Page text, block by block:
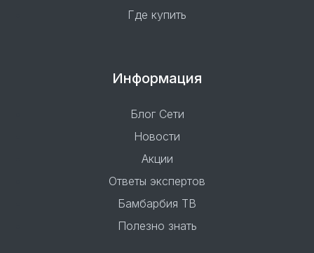
Где купить
Информация
Блог Сети
Новости
Акции
Ответы экспертов
Бамбарбия ТВ
Полезно знать